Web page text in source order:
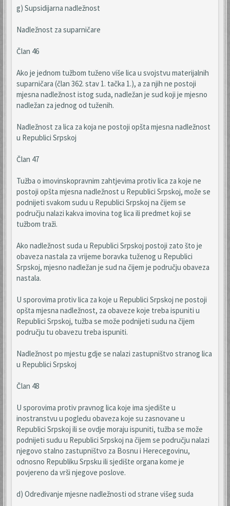
g) Supsidijarna nadležnost
Nadležnost za suparničare
Član 46
Ako je jednom tužbom tuženo više lica u svojstvu materijalnih
suparničara (član 362. stav 1. tačka 1.), a za njih ne postoji
mjesna nadležnost istog suda, nadležan je sud koji je mjesno
nadležan za jednog od tuženih.
Nadležnost za lica za koja ne postoji opšta mjesna nadležnost
u Republici Srpskoj
Član 47
Tužba o imovinskopravnim zahtjevima protiv lica za koje ne
postoji opšta mjesna nadležnost u Republici Srpskoj, može se
podnijeti svakom sudu u Republici Srpskoj na čijem se
području nalazi kakva imovina tog lica ili predmet koji se
tužbom traži.
Ako nadležnost suda u Republici Srpskoj postoji zato što je
obaveza nastala za vrijeme boravka tuženog u Republici
Srpskoj, mjesno nadležan je sud na čijem je području obaveza
nastala.
U sporovima protiv lica za koje u Republici Srpskoj ne postoji
opšta mjesna nadležnost, za obaveze koje treba ispuniti u
Republici Srpskoj, tužba se može podnijeti sudu na čijem
području tu obavezu treba ispuniti.
Nadležnost po mjestu gdje se nalazi zastupništvo stranog lica
u Republici Srpskoj
Član 48
U sporovima protiv pravnog lica koje ima sjedište u
inostranstvu u pogledu obaveza koje su zasnovane u
Republici Srpskoj ili se ovdje moraju ispuniti, tužba se može
podnijeti sudu u Republici Srpskoj na čijem se području nalazi
njegovo stalno zastupništvo za Bosnu i Herecegovinu,
odnosno Republiku Srpsku ili sjedište organa kome je
povjereno da vrši njegove poslove.
d) Određivanje mjesne nadležnosti od strane višeg suda